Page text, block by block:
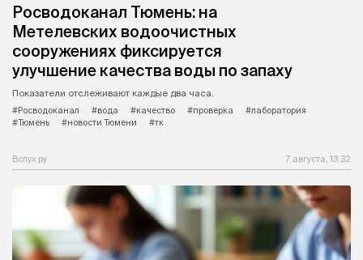
Росводоканал Тюмень: на
Метелевских водоочистных
сооружениях фиксируется
улучшение качества воды по запаху
Показатели отслеживают каждые два часа.
#Росводоканал
#вода #качество #проверка
#лаборатория
#Тюмень
#новости Тюмени #тк
Вслух.ру 7 августа, 13:32